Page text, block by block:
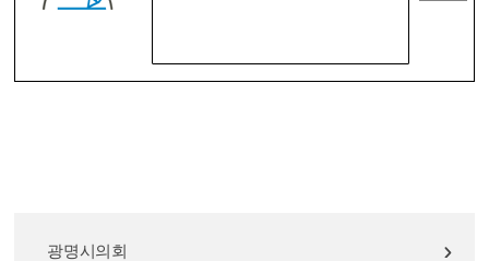
광명시의회